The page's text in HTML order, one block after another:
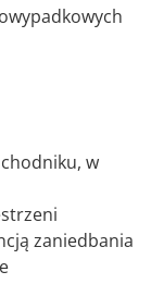
w
zaniedbania